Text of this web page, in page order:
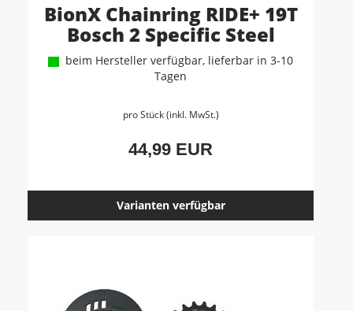
BionX Chainring RIDE+ 19T
Bosch 2 Specific Steel
beim Hersteller verfügbar, lieferbar in 3-10
Tagen
pro Stück (inkl. MwSt.)
44,99 EUR
Varianten verfügbar